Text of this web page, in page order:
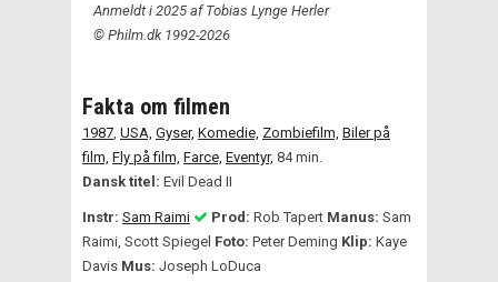
Anmeldt i 2025 af Tobias Lynge Herler
© Philm.dk 1992-2026
Fakta om filmen
1987 USA, Gyser, Komedie, Zombiefilm, Biler på
film, Fly på film, Farce, Eventyr, 84 min.
Dansk titel: Evil Dead II
Instr: Sam Raimi Prod: Rob Tapert Manus: Sam
Raimi, Scott Spiegel Foto: Peter Deming Klip: Kaye
Davis Mus: Joseph LoDuca